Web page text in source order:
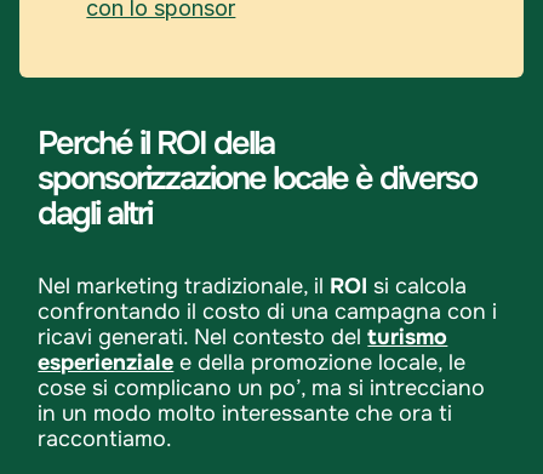
con lo sponsor
Perché il ROI della
sponsorizzazione locale è diverso
dagli altri
Nel marketing tradizionale, il ROI si calcola
confrontando il costo di una campagna con i
ricavi generati. Nel contesto delturismo
esperienziale e della promozione locale, le
cose si complicano un po’, ma si intrecciano
in un modo molto interessante che ora ti
raccontiamo.